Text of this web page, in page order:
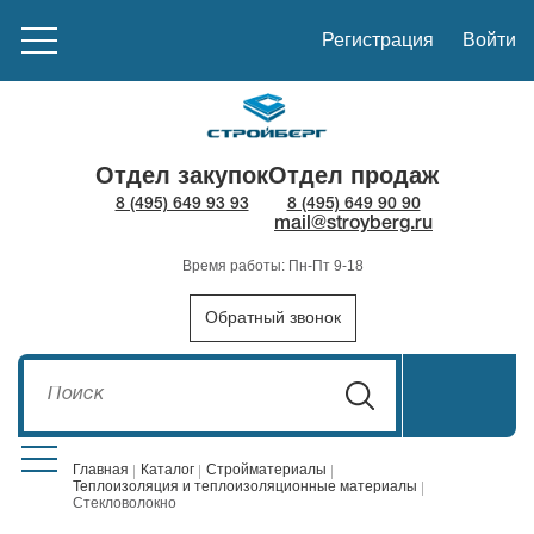
Регистрация Войти
Отдел закупок
8 (495) 649 93 93
Отдел продаж
8 (495) 649 90 90
mail@stroyberg.ru
Время работы: Пн-Пт 9-18
Обратный звонок
Стройматериалы
Главная Каталог
Стройматериалы
Теплоизоляция и теплоизоляционные материалы
Стекловолокно